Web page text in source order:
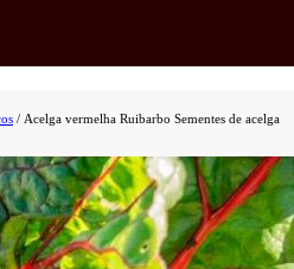
/ Acelga vermelha Ruibarbo Sementes de acelga